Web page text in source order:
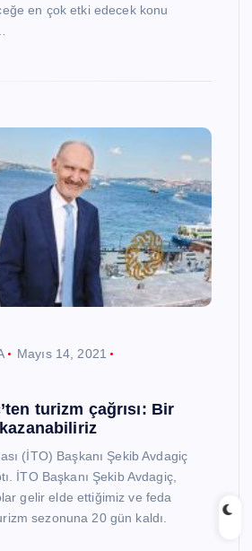
en çok etki edecek konu
Mayıs 14, 2021
turizm çağrısı: Bir
(İTO) Başkanı Şekib Avdagiç
İTO Başkanı Şekib Avdagiç,
gelir elde ettiğimiz ve feda
sezonuna 20 gün kaldı.